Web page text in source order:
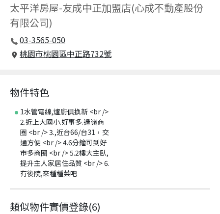
太平洋房屋-友成中正加盟店(心成不動產股份
有限公司)
03-3565-050
桃園市桃園區中正路732號
物件特色
1水管電線,爐廚俱換新 <br />
2.近上大國小.好事多.過嶺商
圈 <br /> 3.,近台66/台31，交
通方便 <br /> 4.6分鐘可到好
市多商圈 <br /> 5.2樓大主臥,
提升主人家居住品質 <br /> 6.
有後院,來種種菜吧
類似物件實價登錄(6)